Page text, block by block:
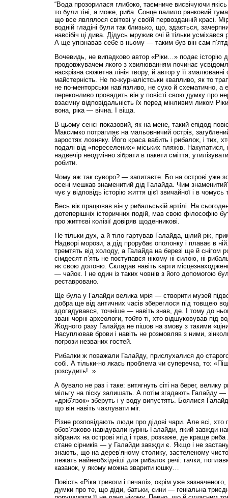
“Вода прозорилася глибоко, таємниче висвічуючи
то були тіні, а може, риба. Сонце палило ранковий
що все являлося світові у своїй первозданній красі.
водній гладіні були так близько, що, здається,
навсібіч ці дива. Дідусь мружив очі й тільки
А ще упізнавав себе в ньому — таким був він сам
Вочевидь, не випадково автор «Ріки…» подає історію
продовжувачем якого з хвилюванням починає
наскрізна сюжетна лінія твору, й автор у її
майстерність. Не по-журналістськи квапливо, як то
не по-менторськи нав’язливо, не сухо й схематично, а
переконливо провадить він у повісті свою думку про
взаємну відповідальність їх перед мінливим ликом
вона, ріка — вічна. І віща.
В цьому сенсі показовий, як на мене, такий епідод
Максимко потрапляє на мальовничий острів,
заростях лозняку. Його краса вабить і рибалок, і тих,
подалі від «переселених» міських пляжів.
надвечір неодмінно зібрати в пакети сміття,
робити.
Чому аж так суворо? — запитаєте. Бо на острові уже
осені мешкав знаменитий дід Галайда. Чим
чує у відповідь історію життя цієї звичайної і в
Весь вік працював він у рибальській артілі. На
дотеперішніх історичних подій, мав свою філософію
про життєві колізії довіряв щоденникові.
Не тільки дух, а й тіло гартував Галайда, цілий рік,
Надворі морози, а дід прорубає ополонку і плаває в
тремтять від холоду, а Галайда на березі ще й снігом
сімдесят п’ять не поступався нікому ні силою, ні
як свою долоню. Складав навіть карти
— чайок. І не один із таких човнів з його допомогою
реставровано.
Ще була у Галайди велика мрія — створити музей
добра ще від античних часів збереглося під товщею
здогадувався, точніше — навіть знав, де. І тому до
звані чорні археологи, тобто ті, хто відшуковував під
Жодного разу Галайда не пішов на змову з такими
Насуплював брови і навіть не розмовляв з ними,
погрози незваних гостей.
Рибалки ж поважали Галайду, прислухалися до
собі. А тільки-но якась проблема чи суперечка, то:
розсудить!..»
А бувало не раз і таке: витягнуть сіті на берег, велику
мільгу на піску залишать. А потім згадають Галайду —
«дріб’язок» зберуть і у воду випустять. Боялися
що він навіть чаклувати міг.
Різне розповідають люди про дідові чари. Але всі, хто
обов’язково навідували курінь Галайди, який завжди
зібраних на острові ягід і трав, розкаже, де краще
стане сірників — у Галайди завжди є. Якщо і не
знають, що на дерев’яному столику, застеленому
лежать найнеобхідніші для рибалок речі: гачки,
казанок, у якому можна зварити юшку…
Повість «Ріка тривоги і печалі», окрім уже
думки про те, що діди, батьки, сини — геніальна